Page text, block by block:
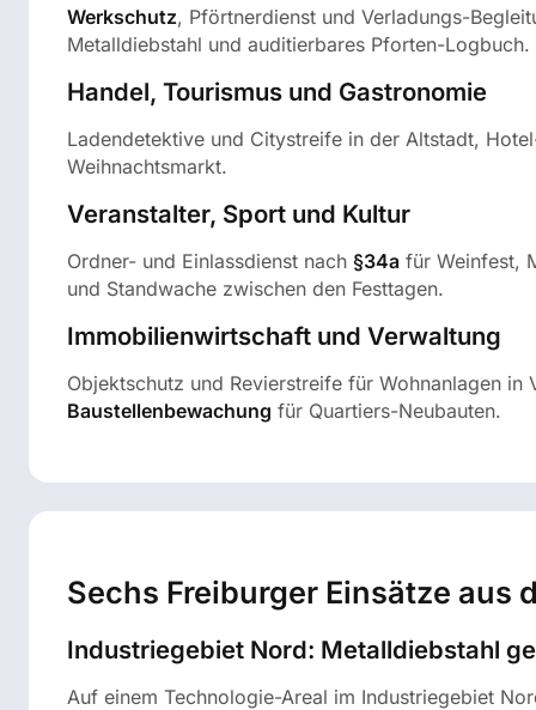
Werkschutz, Pförtnerdienst und Verladungs-
Metalldiebstahl und auditierbares Pforten-Logbuch.
Handel, Tourismus und Gastronomie
Ladendetektive und Citystreife in der Altstadt,
Weihnachtsmarkt.
Veranstalter, Sport und Kultur
Ordner- und Einlassdienst nach §34a für Weinfest,
und Standwache zwischen den Festtagen.
Immobilienwirtschaft und Verwaltung
Objektschutz und Revierstreife für Wohnanlagen
Baustellenbewachung für Quartiers-Neubauten.
Sechs Freiburger Einsätze aus
Industriegebiet Nord: Metalldiebstahl
Auf einem Technologie-Areal im Industriegebiet